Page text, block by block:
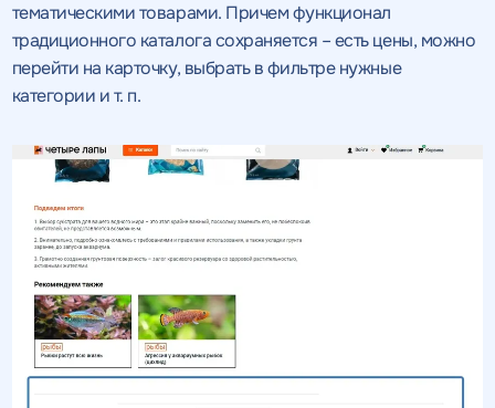
тематическими товарами. Причем функционал
традиционного каталога сохраняется – есть цены, можно
перейти на карточку, выбрать в фильтре нужные
категории и т. п.